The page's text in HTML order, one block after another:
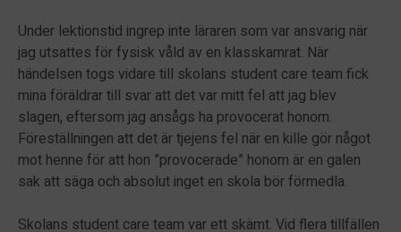
Under lektionstid ingrep inte läraren som var ansvarig när
jag utsattes för fysisk våld av en klasskamrat. När
händelsen togs vidare till skolans student care team fick
mina föräldrar till svar att det var mitt fel att jag blev
slagen, eftersom jag ansågs ha provocerat honom.
Föreställningen att det är tjejens fel när en kille gör något
mot henne för att hon ”provocerade” honom är en galen
sak att säga och absolut inget en skola bör förmedla.
Skolans student care team var ett skämt. Vid flera tillfällen